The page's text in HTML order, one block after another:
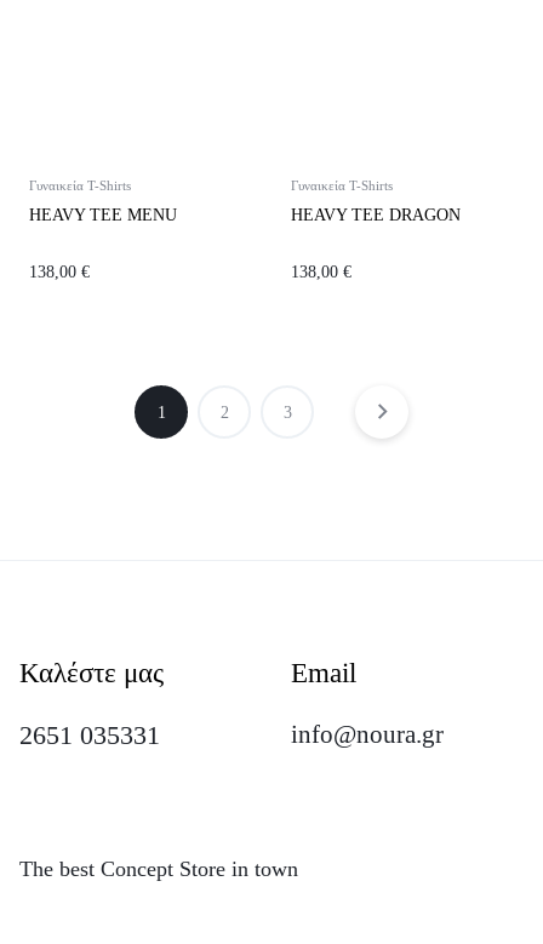
Γυναικεία T-Shirts
HEAVY TEE MENU
138,00 €
Γυναικεία T-Shirts
HEAVY TEE DRAGON
138,00 €
1 2 3
Καλέστε μας
2651 035331
Email
info@noura.gr
The best Concept Store in town